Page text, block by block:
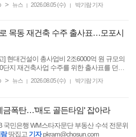
에 DL이앤씨와 조합이 공식 대화 테이블에 앉
> 뉴스 | 2026.08.05 (수) | 박기람 기자
목동 재건축 수주 출사표…모포시
] 현대건설이 총사업비 2조6000억 원 규모의
단지 재건축사업 수주를 위한 출사표를 던졌
설계사 모포시스(Morphosis), 글로벌 조경회
> 뉴스 2026.08.05 (수) 박기람 기자
금폭탄…'매도 골든타임' 잡아라
국민은행 WM스타자문단 부동산 수석 전문위
땅집고 기자pkram@chosun.com